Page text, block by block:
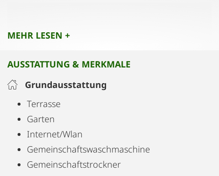
Millenium City, sowie die U-Bahn/
Gehminuten. Die Eigentümer sind sehr hilfsbereit
und sprechen auch Englisch.
MEHR LESEN +
AUSSTATTUNG & MERKMALE
Grundausstattung
Terrasse
Garten
Internet/Wlan
Gemeinschaftswaschmaschine
Gemeinschaftstrockner